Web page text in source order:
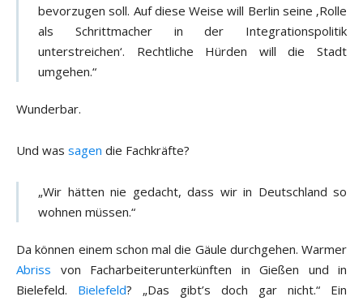
bevorzugen soll. Auf diese Weise will Berlin seine ‚Rolle
als Schrittmacher in der Integrationspolitik
unterstreichen‘. Rechtliche Hürden will die Stadt
umgehen.“
Wunderbar.
Und was sagen die Fachkräfte?
„Wir hätten nie gedacht, dass wir in Deutschland so
wohnen müssen.“
Da können einem schon mal die Gäule durchgehen. Warmer
Abriss von Facharbeiterunterkünften in Gießen und in
Bielefeld. Bielefeld? „Das gibt’s doch gar nicht.“ Ein